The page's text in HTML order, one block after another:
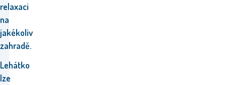
relaxaci
na
jakékoliv
zahradě.
Lehátko
lze